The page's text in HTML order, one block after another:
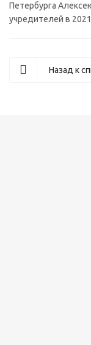
Петербурга
учредителей в
Назад к